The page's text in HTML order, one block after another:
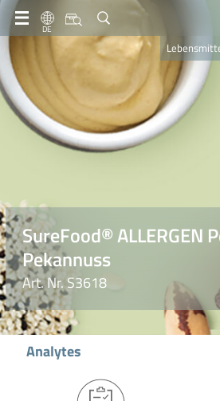
DE
Clinical
R-Biopharm
Nutrition
SureFood® ALLERGEN
Pekannuss
Art. Nr. S3618
Analytes